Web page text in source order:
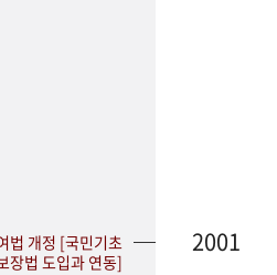
법 개정 [국민기초
장법 도입과 연동]
2001